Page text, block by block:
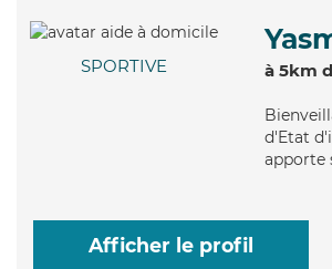
SPORTIVE à 5km
d'Etat
apporte
Afficher le profil